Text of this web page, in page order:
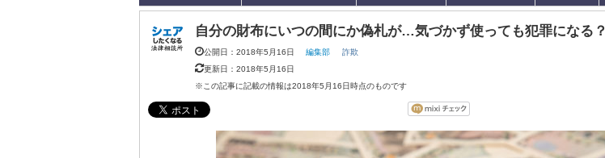
自分の財布にいつの間にか偽札が…気づかず使っても犯罪になる？
公開日：2018年5月16日 編集部
詐欺
更新日：2018年5月16日
※この記事に記載の情報は2018年5月16日時点のものです